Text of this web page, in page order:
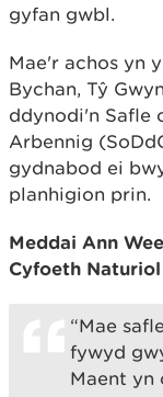
gyfan gwbl.
Mae'r achos yn
Bychan, Tŷ
ddynodi'n Safle
Arbennig
gydnabod ei
planhigion prin.
Meddai Ann
Cyfoeth
“Mae
fywyd
Maent yn